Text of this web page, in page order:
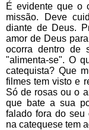
É evidente que o
missão. Deve
diante de Deus.
amor de Deus
ocorra dentro de
"alimenta-se". O
catequista? Que
filmes tem visto e
Só de rosas ou o
que bate a sua
falado fora do seu
na catequese tem